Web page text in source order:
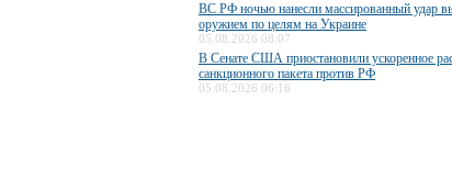
ВС РФ ночью нанесли массированный удар
оружием по целям на Украине
05.08.2026 08:07
В Сенате США приостановили ускоренное
санкционного пакета против РФ
05.08.2026 06:16